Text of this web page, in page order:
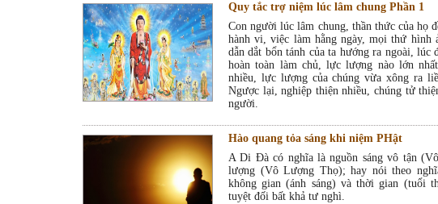
Quy tắc trợ niệm lúc lâm chung Phần 1
Con người lúc lâm chung, thần thức của họ
hành vi, việc làm hằng ngày, mọi thứ hình
dẫn dắt bổn tánh của ta hướng ra ngoài, lúc
hoàn toàn làm chủ, lực lượng nào lớn
nhiều, lực lượng của chúng vừa xông ra
Ngược lại, nghiệp thiện nhiều, chúng tử
người.
Hào quang tỏa sáng khi niệm PHật
A Di Đà có nghĩa là nguồn sáng vô tận
lượng (Vô Lượng Thọ); hay nói theo
không gian (ánh sáng) và thời gian (tuổi
tuyệt đối bất khả tư nghì.